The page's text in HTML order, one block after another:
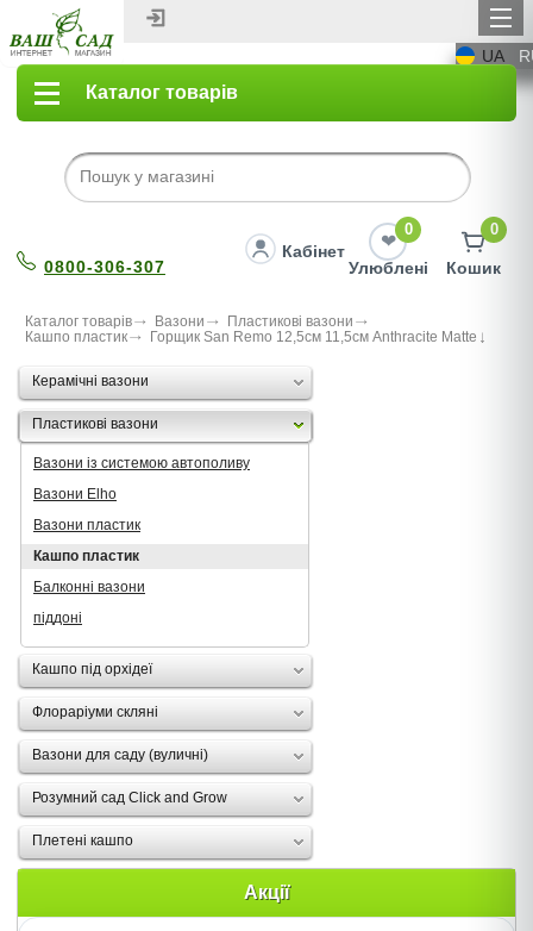
UA
Каталог товарів
0800-306-307
Кабінет
0
Улюблені
0
Кошик
Каталог товарів Вазони
Пластикові вазони
Кашпо пластик
Горщик San Remo 12,5см 11,5см Anthracite Matte
Керамічні вазони
Пластикові вазони
Вазони із системою автополиву
Вазони Elho
Вазони пластик
Кашпо пластик
Балконні вазони
піддоні
Кашпо під орхідеї
Флораріуми скляні
Вазони для саду (вуличні)
Розумний сад Click and Grow
Плетені кашпо
Акції